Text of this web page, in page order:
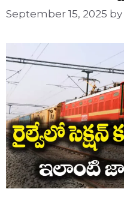
September 15, 2025 by